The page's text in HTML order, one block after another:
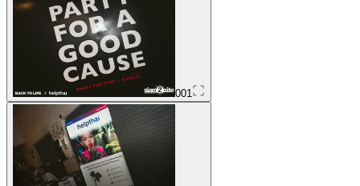
001